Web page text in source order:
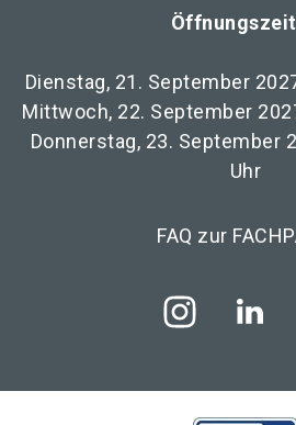
Dienstag, 21. September
Mittwoch, 22. September
Donnerstag, 23. September
Uhr
FAQ zur